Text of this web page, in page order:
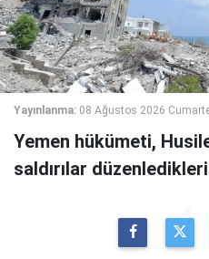
Yayınlanma: 08 Ağustos 2026
Yemen hükümeti,
saldırılar